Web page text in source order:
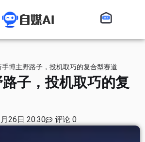
手博主野路子，投机取巧的复合型赛道
子，投机取巧的复
26日 20:30 评论 0